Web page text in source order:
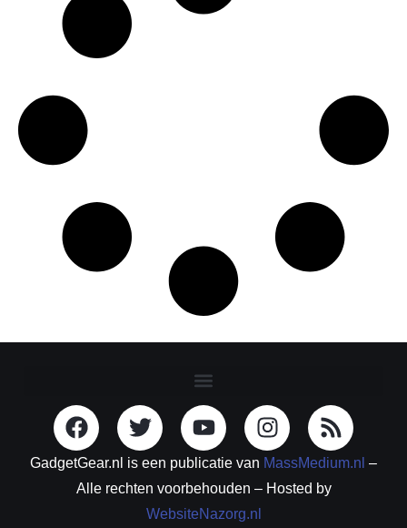
GadgetGear.nl is een publicatie van MassMedium.nl –
Alle rechten voorbehouden – Hosted by
WebsiteNazorg.nl